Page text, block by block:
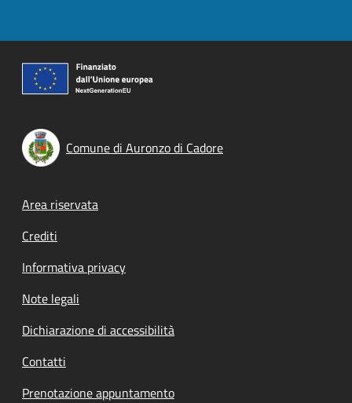
Comune di Auronzo di Cadore
Footer menu
Area riservata
Crediti
Informativa privacy
Note legali
Dichiarazione di accessibilità
Contatti
Prenotazione appuntamento